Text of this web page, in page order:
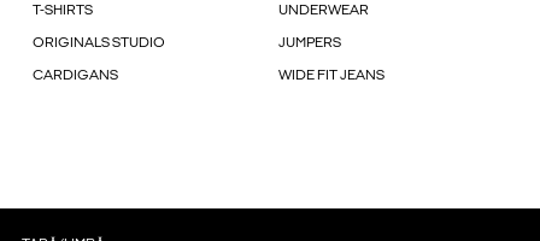
T-SHIRTS UNDERWEAR
ORIGINALS STUDIO JUMPERS
CARDIGANS WIDE FIT JEANS